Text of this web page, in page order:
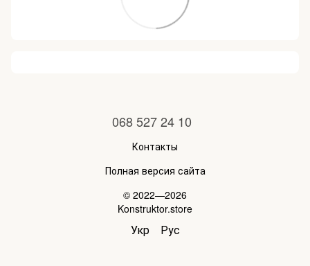
068 527 24 10
Контакты
Полная версия сайта
© 2022—2026
Konstruktor.store
Укр Рус